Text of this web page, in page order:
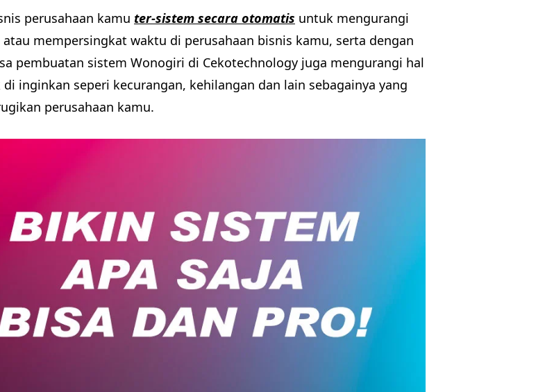
perusahaan kamu ter-sistem secara otomatis untuk mengurangi
atau mempersingkat waktu di perusahaan bisnis kamu, serta dengan
pembuatan sistem Wonogiri di Cekotechnology juga mengurangi hal
inginkan seperi kecurangan, kehilangan dan lain sebagainya yang
perusahaan kamu.